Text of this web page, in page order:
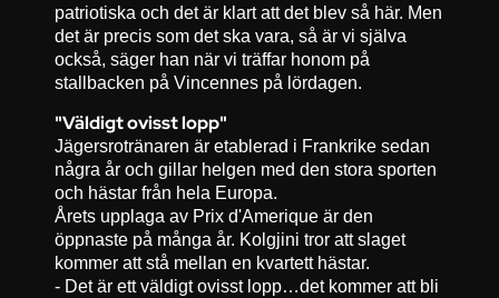
patriotiska och det är klart att det blev så här. Men
det är precis som det ska vara, så är vi själva
också, säger han när vi träffar honom på
stallbacken på Vincennes på lördagen.
"Väldigt ovisst lopp"
Jägersrotränaren är etablerad i Frankrike sedan
några år och gillar helgen med den stora sporten
och hästar från hela Europa.
Årets upplaga av Prix d'Amerique är den
öppnaste på många år. Kolgjini tror att slaget
kommer att stå mellan en kvartett hästar.
- Det är ett väldigt ovisst lopp…det kommer att bli